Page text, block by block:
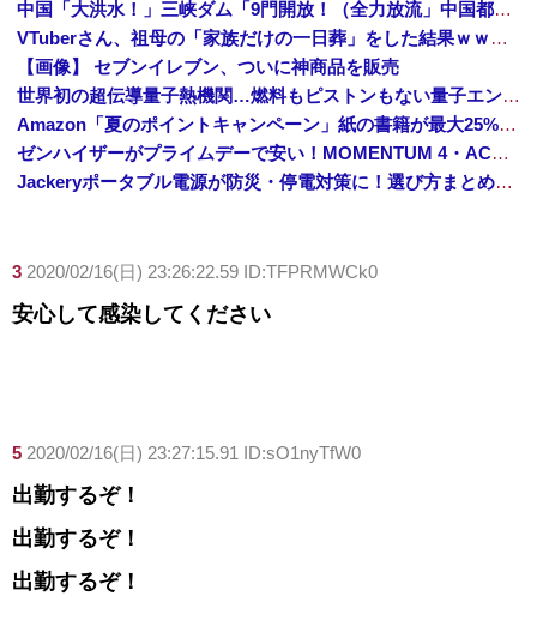
中国「大洪水！」三峡ダム「9門開放！（全力放流」中国都市「三峡沿線の道路水没」中国政府「高速道路封鎖！」中国ダム「緊急放流に合わせて開門（土砂崩れ発生」→
VTuberさん、祖母の「家族だけの一日葬」をした結果ｗｗｗｗｗｗｗ
【画像】 セブンイレブン、ついに神商品を販売
世界初の超伝導量子熱機関…燃料もピストンもない量子エンジンが回った！
Amazon「夏のポイントキャンペーン」紙の書籍が最大25%ポイント還元 対象と条件を整理（2026年7月）
ゼンハイザーがプライムデーで安い！MOMENTUM 4・ACCENTUMなど対象モデルまとめ！
Jackeryポータブル電源が防災・停電対策に！選び方まとめ【プライムデー最終日】
3 2020/02/16(日) 23:26:22.59 ID:TFPRMWCk0
安心して感染してください
5 2020/02/16(日) 23:27:15.91 ID:sO1nyTfW0
出勤するぞ！
出勤するぞ！
出勤するぞ！